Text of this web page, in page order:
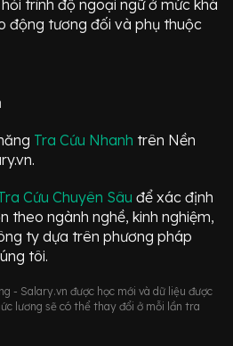
trình độ ngoại ngữ ở mức khá
động tương đối và phụ thuộc
Tra Cứu Nhanh trên Nền
Cứu Chuyên Sâuđể xác định
theo ngành nghề, kinh nghiệm,
ty dựa trên phương pháp
tôi.
- Salary.vn được học mới và dữ liệu được
lương sẽ có thể thay đổi ở mỗi lần tra